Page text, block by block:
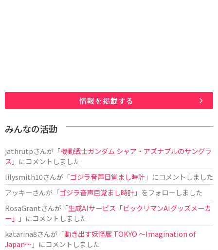
情報を掲載する
みんなの活動
jathrutpさんが「機動戦士ガンダム シャア・アズナブルのサングラ
ス 」にコメントしました
lilysmith10さんが「ゴジラ音声目覚まし時計」にコメントしました
アッキーさんが「ゴジラ音声目覚まし時計」をフォローしました
RosaGrantさんが「生成AIサービス「ビックリマンAIグッズメーカ
ー」
」にコメントしました
katarina8さんが「動き出す妖怪展 TOKYO 〜Imagination of
Japan〜」にコメントしました